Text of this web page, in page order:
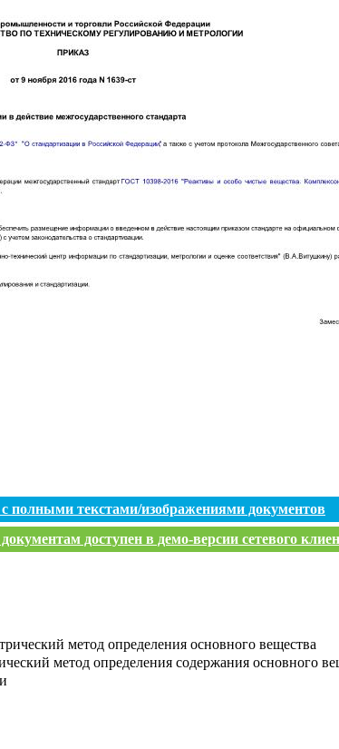
с полными текстами/изображениями документов
доступен в демо-версии сетевого
метод определения основного вещества
метод определения содержания основного